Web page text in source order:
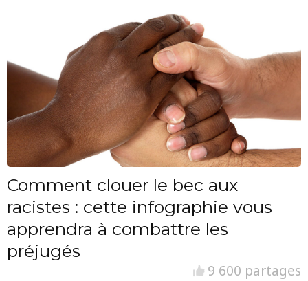
Comment clouer le bec aux
racistes : cette infographie vous
apprendra à combattre les
préjugés
9 600 partages